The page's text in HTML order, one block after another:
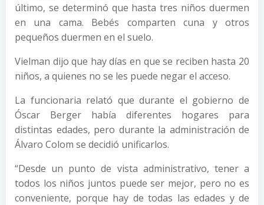
último, se determinó que hasta tres niños duermen
en una cama. Bebés comparten cuna y otros
pequeños duermen en el suelo.
Vielman dijo que hay días en que se reciben hasta 20
niños, a quienes no se les puede negar el acceso.
La funcionaria relató que durante el gobierno de
Óscar Berger había diferentes hogares para
distintas edades, pero durante la administración de
Álvaro Colom se decidió unificarlos.
“Desde un punto de vista administrativo, tener a
todos los niños juntos puede ser mejor, pero no es
conveniente, porque hay de todas las edades y de